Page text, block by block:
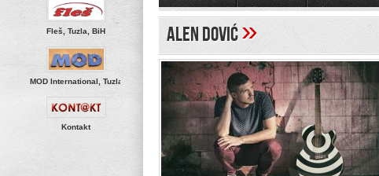
Fleš, Tuzla, BiH
MOD International, Tuzla
Kontakt
Alen Dović»